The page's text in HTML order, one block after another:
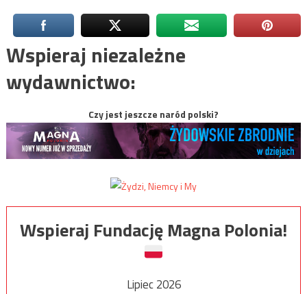
Wspieraj niezależne
wydawnictwo:
Czy jest jeszcze naród polski?
Wspieraj Fundację Magna Polonia!
Lipiec 2026